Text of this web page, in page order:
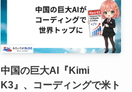
中国の巨大AI『Kimi
K3』、コーディングで米ト